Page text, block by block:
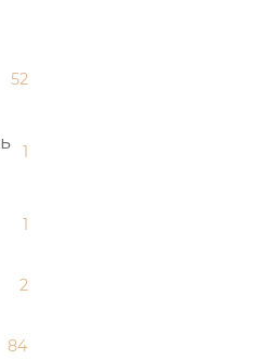
52
1
1
2
84